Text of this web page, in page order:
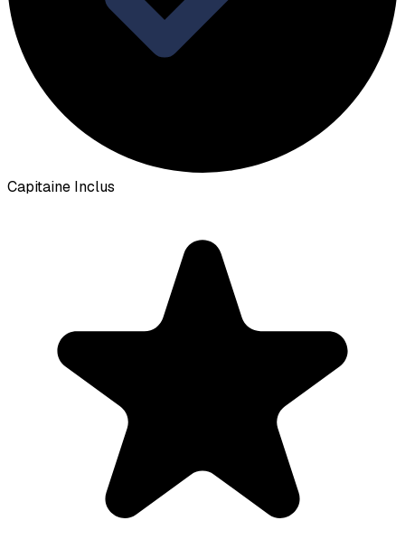
Capitaine Inclus